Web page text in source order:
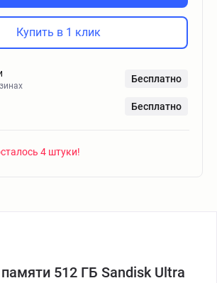
Купить в 1 клик
Бесплатно
Бесплатно
4 штуки
512 ГБ Sandisk Ultra